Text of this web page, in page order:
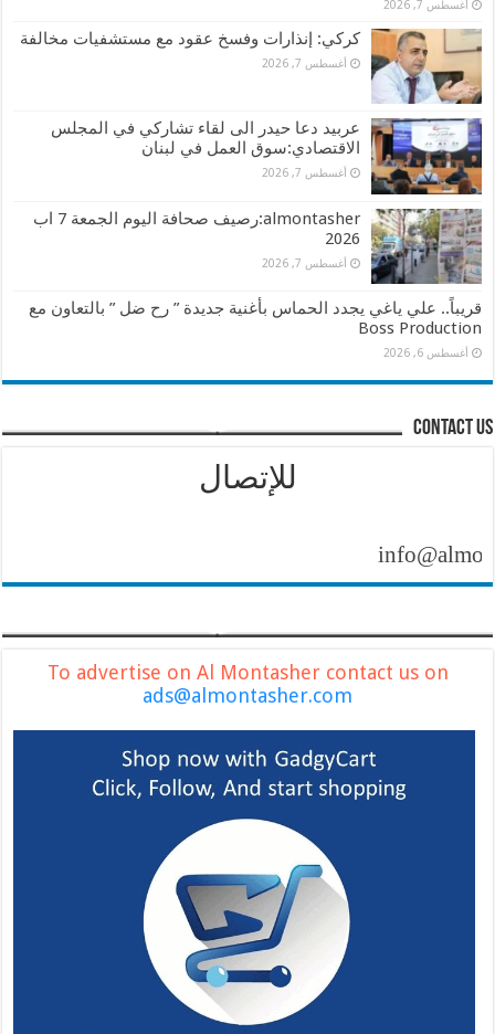
أغسطس 7, 2026
كركي: إنذارات وفسخ عقود مع مستشفيات مخالفة
أغسطس 7, 2026
عربيد دعا حيدر الى لقاء تشاركي في المجلس
الاقتصادي:سوق العمل في لبنان
أغسطس 7, 2026
almontasher:رصيف صحافة اليوم الجمعة 7 اب
2026
أغسطس 7, 2026
قريباً.. علي ياغي يجدد الحماس بأغنية جديدة ” رح ضل ” بالتعاون مع
Boss Production
أغسطس 6, 2026
contact us
للإتصال
To advertise on Al Montasher contact us on
ads@almontasher.com